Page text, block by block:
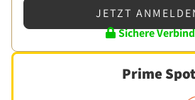
JETZT
Sichere
Prime Spot